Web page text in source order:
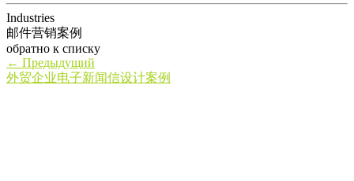
Industries
邮件营销案例
обратно к списку
← Предыдущий
外贸企业电子新闻信设计案例